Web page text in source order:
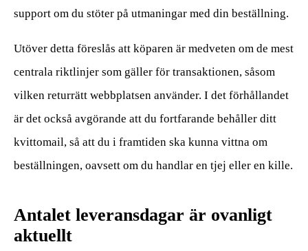
support om du stöter på utmaningar med din beställning.
Utöver detta föreslås att köparen är medveten om de mest
centrala riktlinjer som gäller för transaktionen, såsom
vilken returrätt webbplatsen använder. I det förhållandet
är det också avgörande att du fortfarande behåller ditt
kvittomail, så att du i framtiden ska kunna vittna om
beställningen, oavsett om du handlar en tjej eller en kille.
Antalet leveransdagar är ovanligt
aktuellt